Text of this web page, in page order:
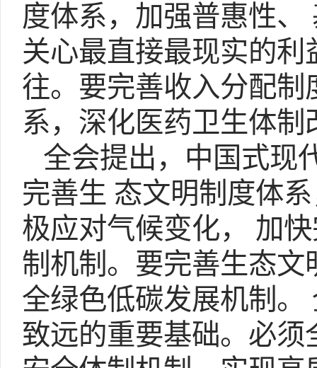
度体系，加强普惠性
关心最直接最现实的
往。要完善收入分配
系，深化医药卫生体
全会提出，中国式现
完善生 态文明制度体
极应对气候变化， 加
制机制。要完善生态
全绿色低碳发展机制
致远的重要基础。必